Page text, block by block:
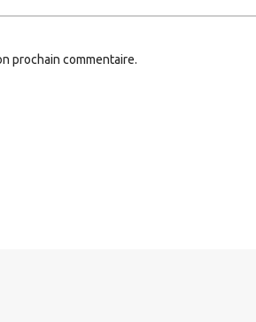
prochain commentaire.